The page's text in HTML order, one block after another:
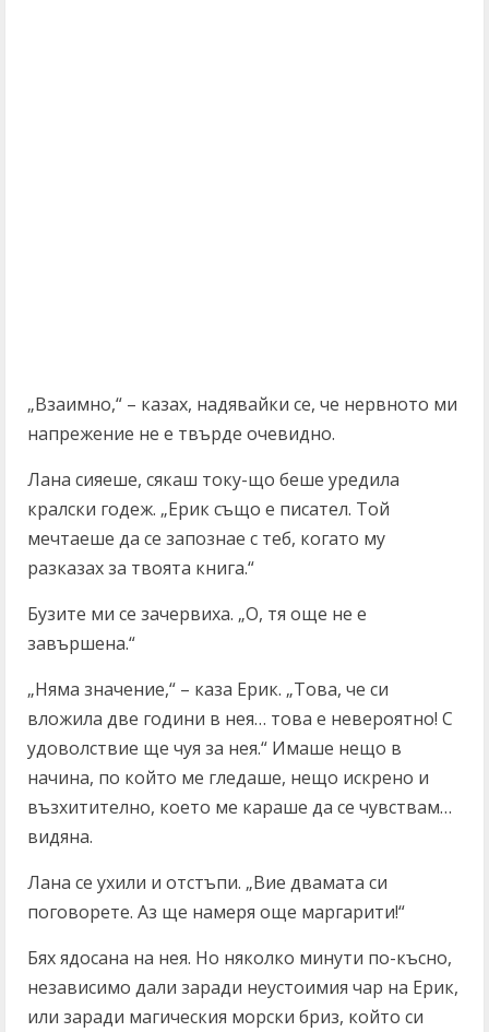
„Взаимно,“ – казах, надявайки се, че нервното ми
напрежение не е твърде очевидно.
Лана сияеше, сякаш току-що беше уредила
кралски годеж. „Ерик също е писател. Той
мечтаеше да се запознае с теб, когато му
разказах за твоята книга.“
Бузите ми се зачервиха. „О, тя още не е
завършена.“
„Няма значение,“ – каза Ерик. „Това, че си
вложила две години в нея… това е невероятно! С
удоволствие ще чуя за нея.“ Имаше нещо в
начина, по който ме гледаше, нещо искрено и
възхитително, което ме караше да се чувствам…
видяна.
Лана се ухили и отстъпи. „Вие двамата си
поговорете. Аз ще намеря още маргарити!“
Бях ядосана на нея. Но няколко минути по-късно,
независимо дали заради неустоимия чар на Ерик,
или заради магическия морски бриз, който си